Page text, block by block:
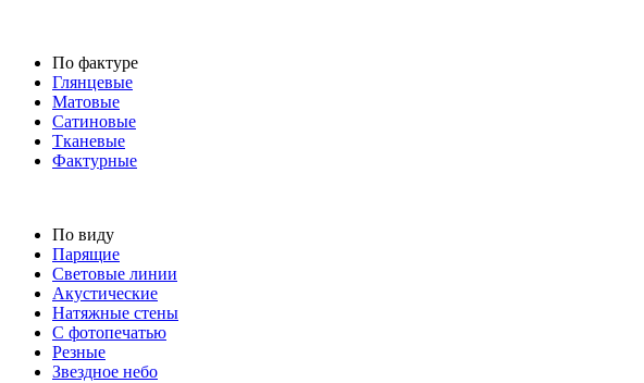
По фактуре
Глянцевые
Матовые
Сатиновые
Тканевые
Фактурные
По виду
Парящие
Световые линии
Акустические
Натяжные стены
С фотопечатью
Резные
Звездное небо